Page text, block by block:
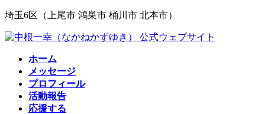
コ
テ
ナ
ゲ
埼玉6区（上尾市 鴻巣市 桶川市 北本市）
ホーム
メッセージ
プロフィール
活動報告
応援する